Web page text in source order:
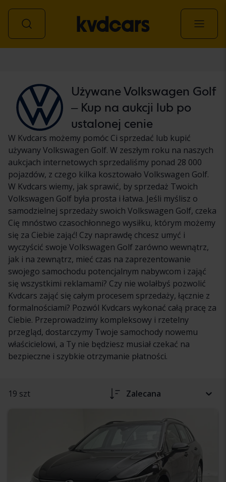
Używane Volkswagen Golf
– Kup na aukcji lub po
ustalonej cenie
W Kvdcars możemy pomóc Ci sprzedać lub kupić
używany Volkswagen Golf. W zeszłym roku na naszych
aukcjach internetowych sprzedaliśmy ponad 28 000
pojazdów, z czego kilka kosztowało Volkswagen Golf.
W Kvdcars wiemy, jak sprawić, by sprzedaż Twoich
Volkswagen Golf była prosta i łatwa. Jeśli myślisz o
samodzielnej sprzedaży swoich Volkswagen Golf, czeka
Cię mnóstwo czasochłonnego wysiłku, którym możemy
się za Ciebie zająć! Czy naprawdę chcesz umyć i
wyczyścić swoje Volkswagen Golf zarówno wewnątrz,
jak i na zewnątrz, mieć czas na zaprezentowanie
swojego samochodu potencjalnym nabywcom i zająć
się wszystkimi reklamami? Czy nie wolałbyś pozwolić
Kvdcars zająć się całym procesem sprzedaży, łącznie z
formalnościami? Pozwól Kvdcars wykonać całą pracę za
Ciebie. Przeprowadzimy kompleksowy i rzetelny
przegląd, dostarczymy Twoje samochody nowemu
właścicielowi, a Ty nie będziesz musiał czekać na
bezpieczne i szybkie otrzymanie płatności.
19 szt Zalecana